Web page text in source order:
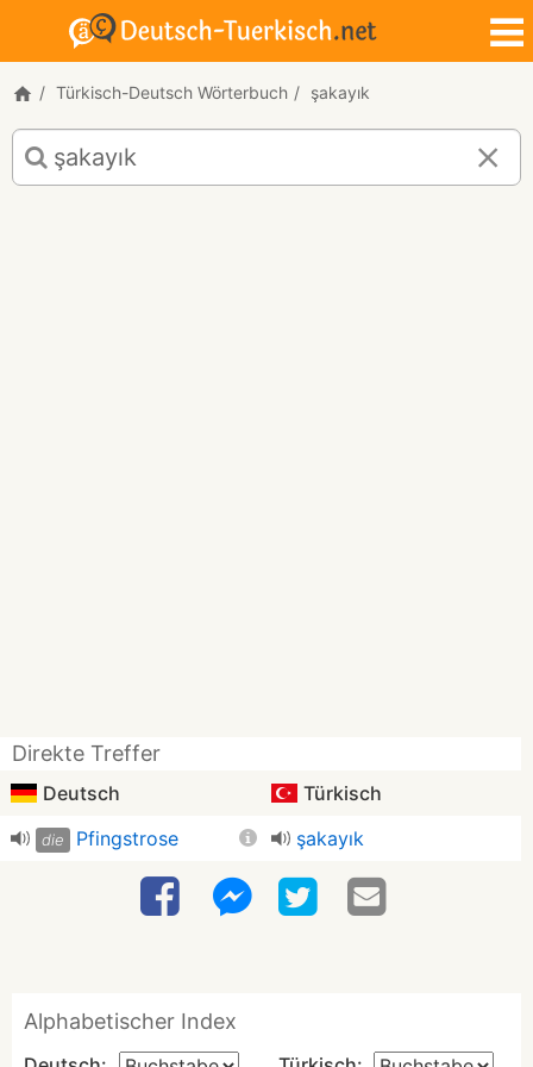
Türkisch-Deutsch Wörterbuch şakayık
Türkisch-
Deutsch
Übersetzung
Direkte Treffer
Deutsch Türkisch
die Pfingstrose şakayık
Alphabetischer Index